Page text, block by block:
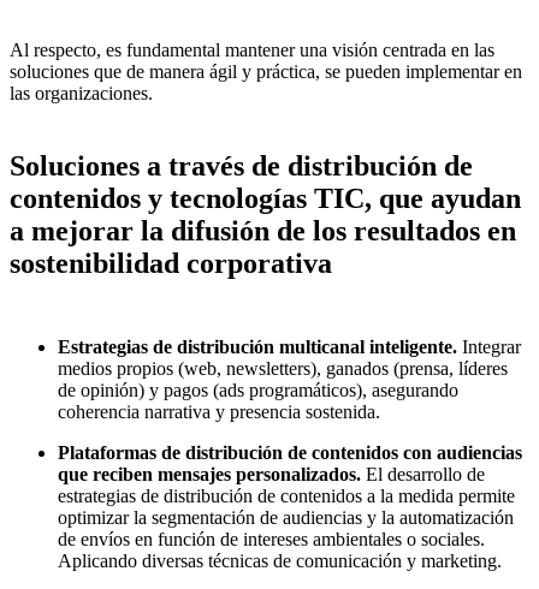
Al respecto, es fundamental mantener una visión centrada en las
soluciones que de manera ágil y práctica, se pueden implementar en
las organizaciones.
Soluciones a través de distribución de
contenidos y tecnologías TIC, que ayudan
a mejorar la difusión de los resultados en
sostenibilidad corporativa
Estrategias de distribución multicanal inteligente. Integrar
medios propios (web, newsletters), ganados (prensa, líderes
de opinión) y pagos (ads programáticos), asegurando
coherencia narrativa y presencia sostenida.
Plataformas de distribución de contenidos con audiencias
que reciben mensajes personalizados. El desarrollo de
estrategias de distribución de contenidos a la medida permite
optimizar la segmentación de audiencias y la automatización
de envíos en función de intereses ambientales o sociales.
Aplicando diversas técnicas de comunicación y marketing.